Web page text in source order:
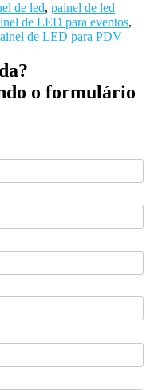
de led, painel de led
de LED para eventos,
de LED para PDV
o formulário